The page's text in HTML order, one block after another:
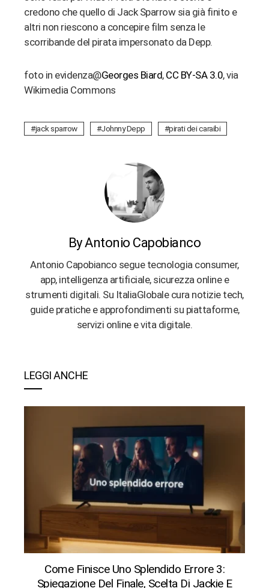
credono che quello di Jack Sparrow sia già finito e
altri non riescono a concepire film senza le
scorribande del pirata impersonato da Depp.
foto in evidenza@Georges Biard, CC BY-SA 3.0, via
Wikimedia Commons
jack sparrow Johnny Depp pirati dei caraibi
By Antonio Capobianco
Antonio Capobianco segue tecnologia consumer,
app, intelligenza artificiale, sicurezza online e
strumenti digitali. Su ItaliaGlobale cura notizie tech,
guide pratiche e approfondimenti su piattaforme,
servizi online e vita digitale.
LEGGI ANCHE
Come Finisce Uno Splendido Errore 3:
Spiegazione Del Finale, Scelta Di Jackie E